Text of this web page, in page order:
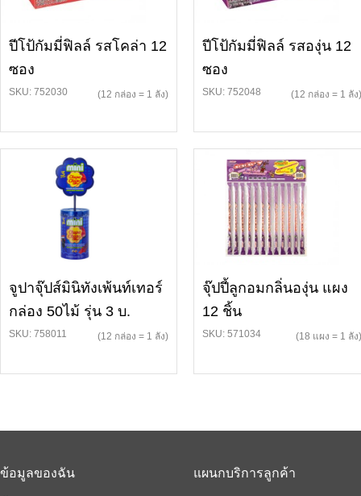
ปีโป้กัมมี่ฟิลล์ รสโคล่า 12
ซอง
SKU: 752030 (12 กล่อง = 1 ลัง)
ปีโป้กัมมี่ฟิลล์ รสองุ่น 12
ซอง
SKU: 752048 (12 กล่อง = 1 ลัง)
จูปาจุ๊ปส์มินิทังเพ้นท์เทอร์
กล่อง 50ไม้ รุ่น 3 บ.
SKU: 758011 (12 กล่อง = 1 ลัง)
จุ๊ปปี้ลูกอมกลิ่นองุ่น แผง
12 ชิ้น
SKU: 571034 (18 แผง = 1 ลัง)
ข้อมูลของฉัน แผนกบริการลูกค้า